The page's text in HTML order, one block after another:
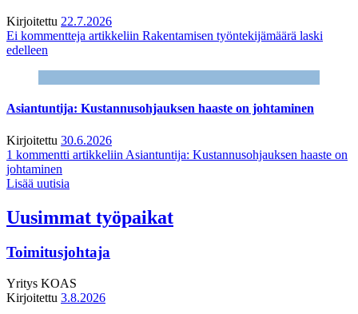
Kirjoitettu 22.7.2026
Ei kommentteja artikkeliin Rakentamisen työntekijämäärä laski
edelleen
Asiantuntija: Kustannusohjauksen haaste on johtaminen
Kirjoitettu 30.6.2026
1 kommentti artikkeliin Asiantuntija: Kustannusohjauksen haaste on
johtaminen
Lisää uutisia
Uusimmat työpaikat
Toimitusjohtaja
Yritys KOAS
Kirjoitettu 3.8.2026